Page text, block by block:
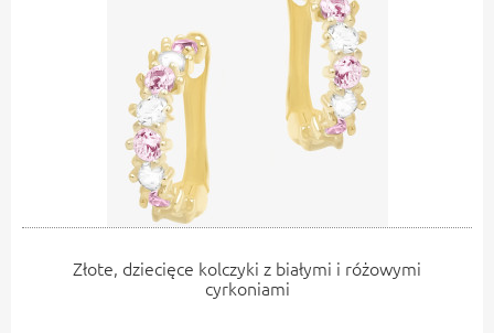
Złote, dziecięce kolczyki z białymi i różowymi
cyrkoniami